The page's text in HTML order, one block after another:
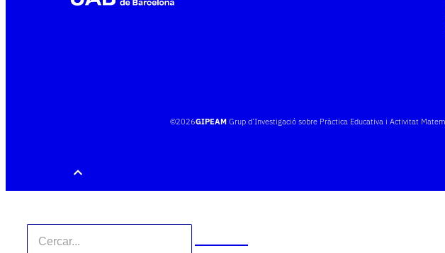
©2026GIPEAM Grup d’Investigació sobre Pràctica Educativa i Activitat